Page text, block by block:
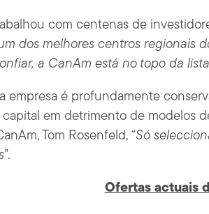
com centenas de
dos melhores centros regionais
a CanAm está no topo da lista
empresa é profundamente
em detrimento de modelos
Tom Rosenfeld, “Só
”.
Ofertas actuais